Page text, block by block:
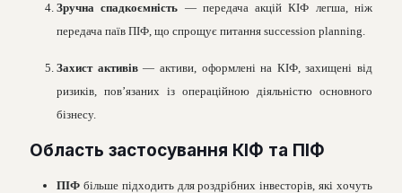
Зручна спадкоємність — передача акцій КІФ легша, ніж
передача паїв ПІФ, що спрощує питання succession planning.
Захист активів— активи, оформлені на КІФ, захищені від
ризиків, пов’язаних із операційною діяльністю основного
бізнесу.
Область застосування КІФ та ПІФ
ПІФ більше підходить для роздрібних інвесторів, які хочуть